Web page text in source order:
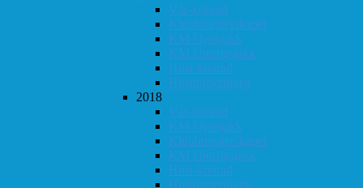
Vår-konrad
Klubbmesterskapet
KM i lynsjakk
KM i hurtigsjakk
Høst-konrad
Høstturneringen
2018
Vår-konrad
KM i lynsjakk
Klubbmesterskapet
KM i hurtigsjakk
Høst-konrad
Høstturneringen